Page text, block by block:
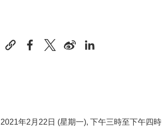
2021年2月22日 (星期一), 下午三時至下午四時